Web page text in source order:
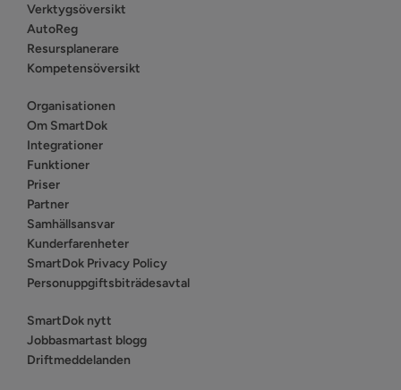
Verktygsöversikt
AutoReg
Resursplanerare
Kompetensöversikt
Organisationen
Om SmartDok
Integrationer
Funktioner
Priser
Partner
Samhällsansvar
Kunderfarenheter
SmartDok Privacy Policy
Personuppgiftsbiträdesavtal
SmartDok nytt
Jobbasmartast blogg
Driftmeddelanden